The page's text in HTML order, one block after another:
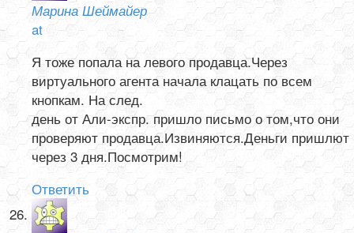
Марина Шеймайер
at
Я тоже попала на левого продавца.Через
виртуального агента начала клацать по всем
кнопкам. На след.
день от Али-экспр. пришло письмо о том,что они
проверяют продавца.Извиняются.Деньги пришлют
через 3 дня.Посмотрим!
Ответить